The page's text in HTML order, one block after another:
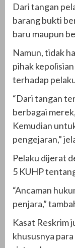
Dari tangan
barang bukti
baru maupun
Namun, tidak
pihak
terhadap
“Dari tangan
berbagai
Kemudian
pengejaran,”
Pelaku dijerat
5 KUHP
“Ancaman
penjara,”
Kasat Reskrim
khususnya